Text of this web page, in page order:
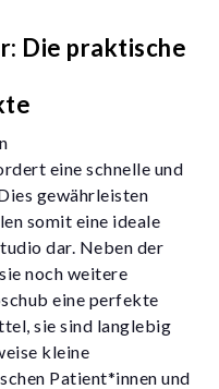
Die praktische
eine schnelle und
gewährleisten
somit eine ideale
dar. Neben der
noch weitere
eine perfekte
sie sind langlebig
kleine
Patient*innen und